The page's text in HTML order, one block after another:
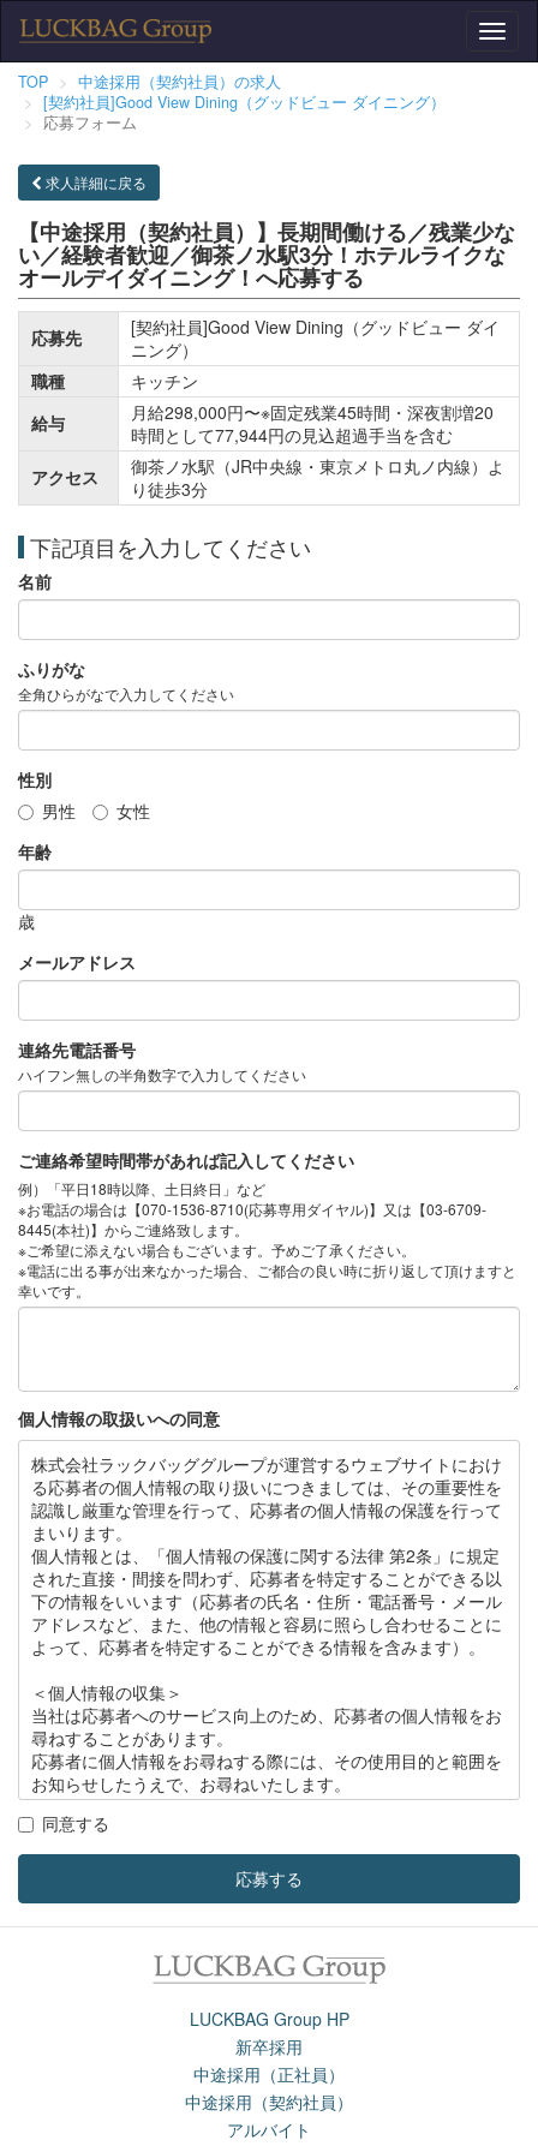
TOP
中途採用（契約社員）の求人
[契約社員]Good View Dining（グッドビュー ダイニング）
応募フォーム
【中途採用（契約社員）】長期間働ける／残業少な
い／経験者歓迎／御茶ノ水駅3分！ホテルライクな
オールデイダイニング！へ応募する
求人詳細に戻る
応募先
[契約社員]Good View Dining（グッドビュー ダイ
ニング）
職種
キッチン
給与
月給298,000円〜※固定残業45時間・深夜割増20
時間として77,944円の見込超過手当を含む
アクセス
御茶ノ水駅（JR中央線・東京メトロ丸ノ内線）よ
り徒歩3分
下記項目を入力してください
名前
ふりがな
全角ひらがなで入力してください
性別
男性
女性
年齢
歳
メールアドレス
連絡先電話番号
ハイフン無しの半角数字で入力してください
ご連絡希望時間帯があれば記入してください
例）「平日18時以降、土日終日」など
※お電話の場合は【070-1536-8710(応募専用ダイヤル)】又は【03-6709-
8445(本社)】からご連絡致します。
※ご希望に添えない場合もございます。予めご了承ください。
※電話に出る事が出来なかった場合、ご都合の良い時に折り返して頂けますと
幸いです。
個人情報の取扱いへの同意
株式会社ラックバッググループが運営するウェブサイトにおけ
る応募者の個人情報の取り扱いにつきましては、その重要性を
認識し厳重な管理を行って、応募者の個人情報の保護を行って
まいります。
個人情報とは、「個人情報の保護に関する法律 第2条」に規定
された直接・間接を問わず、応募者を特定することができる以
下の情報をいいます（応募者の氏名・住所・電話番号・メール
アドレスなど、また、他の情報と容易に照らし合わせることに
よって、応募者を特定することができる情報を含みます）。
＜個人情報の収集＞
当社は応募者へのサービス向上のため、応募者の個人情報をお
尋ねすることがあります。
応募者に個人情報をお尋ねする際には、その使用目的と範囲を
お知らせしたうえで、お尋ねいたします。
＜個人情報の管理＞
当社は応募者の個人情報の保護のため、社内に個人情報保護責
任者を置き、次を徹底して応募者の個人情報の保護を厳正に行
2. 個人情報への外部からの不正なアクセスを防止します。
3. 個人情報を他の企業、個人に委託しません。
3＜個人情報の開示＞
当社は、原則として応募者の個人情報を開示することはいたし
ませんが、例外として次の場合には個人情報を開示することが
同意する
応募する
LUCKBAG Group HP
新卒採用
中途採用（正社員）
中途採用（契約社員）
アルバイト